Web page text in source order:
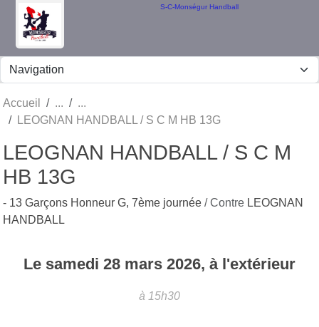
S-C-Monségur Handball
Accueil
LEOGNAN HANDBALL / S C M HB 13G
LEOGNAN HANDBALL / S C M
HB 13G
- 13 Garçons Honneur G, 7ème journée / Contre LEOGNAN
HANDBALL
Le samedi 28 mars 2026, à l'extérieur
à 15h30
Panneau de gestion des cookies